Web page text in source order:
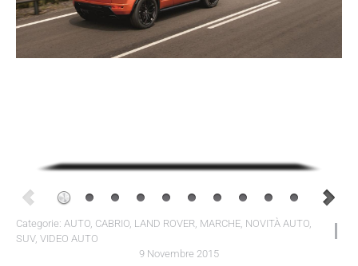
Categorie: AUTO, CABRIO, LAND ROVER, MARCHE, NOVITÀ AUTO,
SUV, VIDEO AUTO
9 Novembre 2015